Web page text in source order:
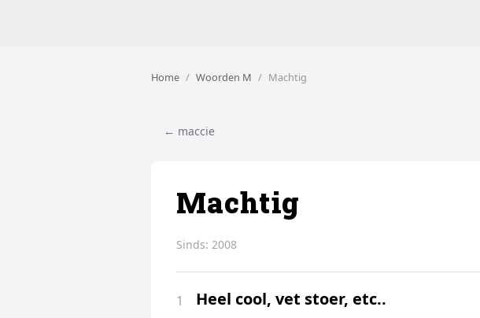
Home Woorden M Machtig
← maccie
Machtig
Sinds: 2008
1 Heel cool, vet stoer, etc..